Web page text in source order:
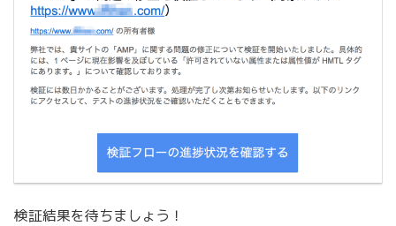
検証結果を待ちましょう！